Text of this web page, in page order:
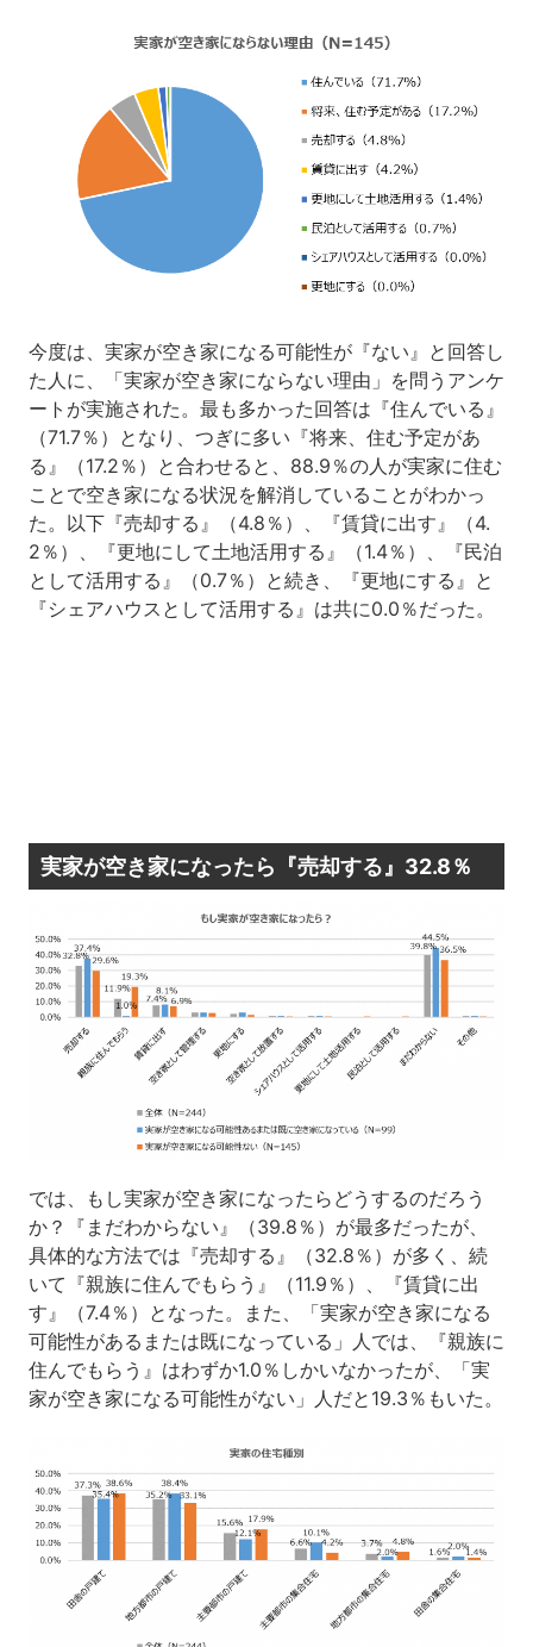
今度は、実家が空き家になる可能性が『ない』と回答し
た人に、「実家が空き家にならない理由」を問うアンケ
ートが実施された。最も多かった回答は『住んでいる』
（71.7％）となり、つぎに多い『将来、住む予定があ
る』（17.2％）と合わせると、88.9％の人が実家に住む
ことで空き家になる状況を解消していることがわかっ
た。以下『売却する』（4.8％）、『賃貸に出す』（4.
2％）、『更地にして土地活用する』（1.4％）、『民泊
として活用する』（0.7％）と続き、『更地にする』と
『シェアハウスとして活用する』は共に0.0％だった。
実家が空き家になったら『売却する』32.8％
では、もし実家が空き家になったらどうするのだろう
か？『まだわからない』（39.8％）が最多だったが、
具体的な方法では『売却する』（32.8％）が多く、続
いて『親族に住んでもらう』（11.9％）、『賃貸に出
す』（7.4％）となった。また、「実家が空き家になる
可能性があるまたは既になっている」人では、『親族に
住んでもらう』はわずか1.0％しかいなかったが、「実
家が空き家になる可能性がない」人だと19.3％もいた。